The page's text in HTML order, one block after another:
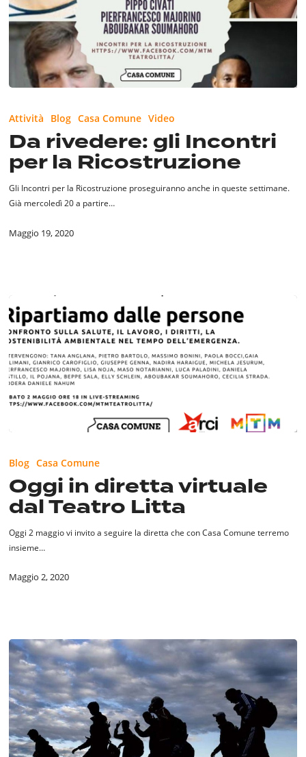
gli
Incontri
la
Ricostruzione
Attività Blog Casa Comune Video
Da rivedere: gli Incontri
per la Ricostruzione
Gli Incontri per la Ricostruzione proseguiranno anche in queste settimane.
Già mercoledì 20 a partire…
Maggio 19, 2020
diretta
virtuale
dal
Teatro
Litta
Blog Casa Comune
Oggi in diretta virtuale
dal Teatro Litta
Oggi 2 maggio vi invito a seguire la diretta che con Casa Comune terremo
insieme…
Maggio 2, 2020